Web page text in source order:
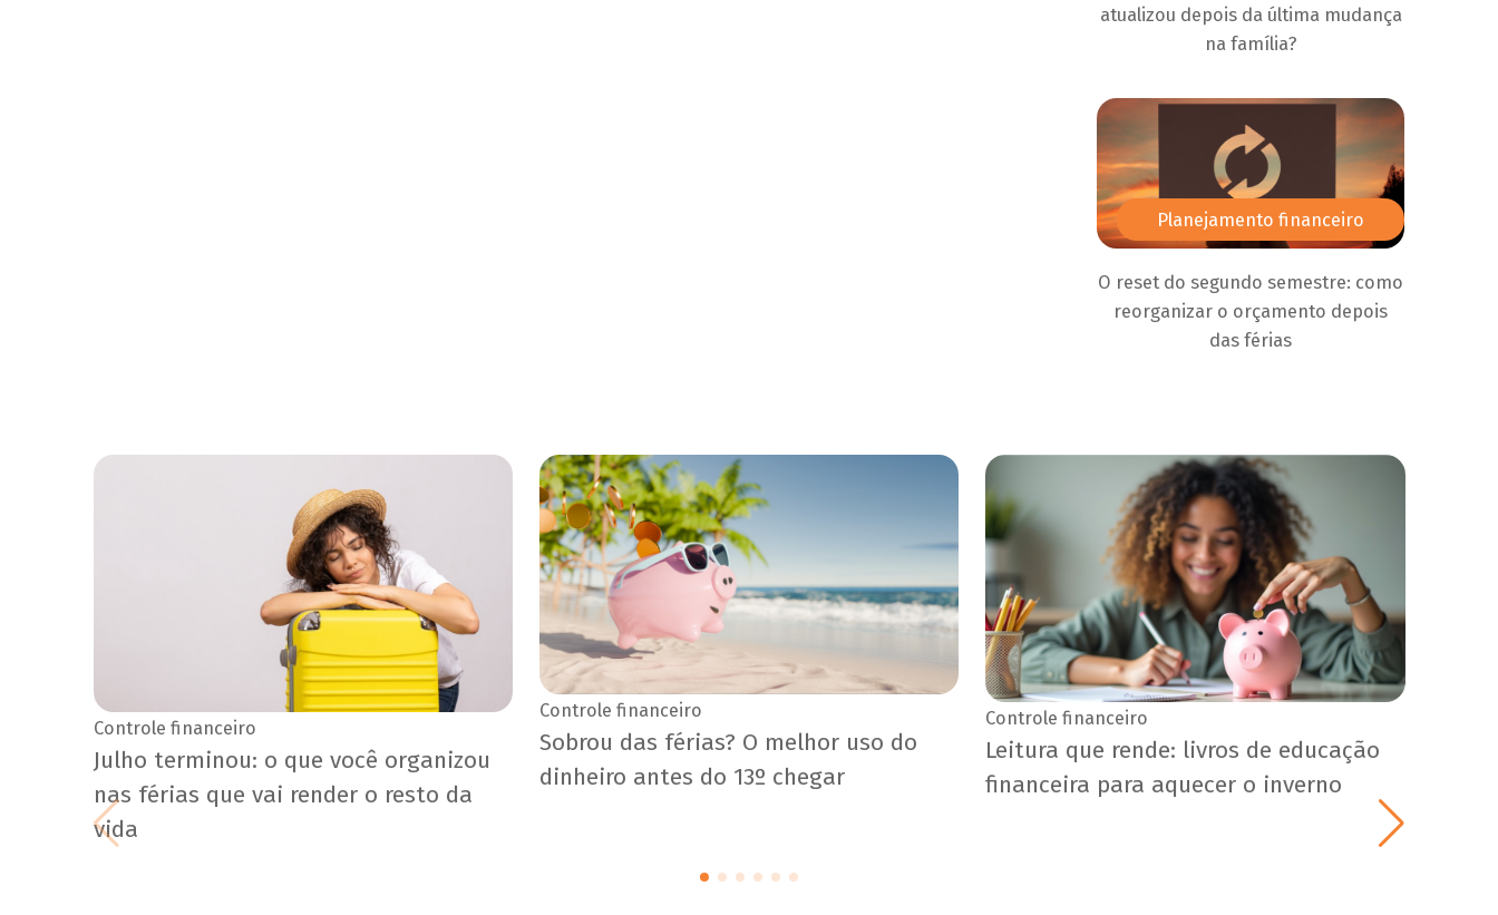
atualizou depois da última mudança
na família?
Planejamento financeiro
O reset do segundo semestre: como
reorganizar o orçamento depois
das férias
Controle financeiro
Julho terminou: o que você organizou
nas férias que vai render o resto da
vida
Controle financeiro
Sobrou das férias? O melhor uso do
dinheiro antes do 13º chegar
Controle financeiro
Leitura que rende: livros de educação
financeira para aquecer o inverno